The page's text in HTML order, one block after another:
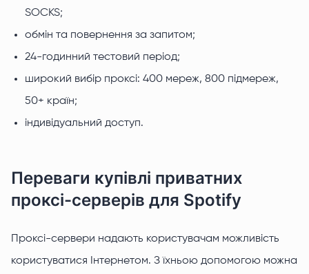
SOCKS;
обмін та повернення за запитом;
24-годинний тестовий період;
широкий вибір проксі: 400 мереж, 800 підмереж,
50+ країн;
індивідуальний доступ.
Переваги купівлі приватних
проксі-серверів для Spotify
Проксі-сервери надають користувачам можливість
користуватися Інтернетом. З їхньою допомогою можна